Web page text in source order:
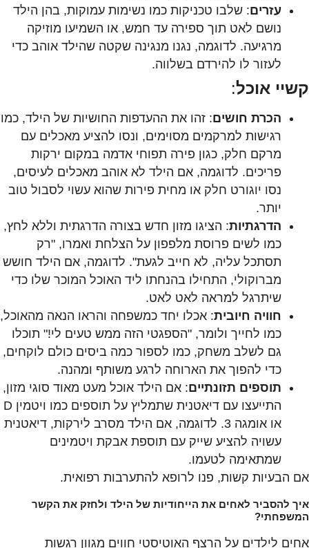
עזרים: שלבו טכניקות כמו נשימות עמוקות, בהן הילד
נושם לאט תוך ספירה עד חמש, או השמיעו מוזיקה
מרגיעה. לדוגמה, נגנו מנגינה שקטה שהילד אוהב כדי
לעזור לו להירדם בשלווה.
קשיי אוכל:
הכרת חושים: זהו את ההעדפות החושיות של הילד, כמו
רגישות למרקמים מסוימים, ונסו להציע מאכלים עם
מרקם חלק, כגון פירה תפוחי אדמה במקום ירקות
פריכים. לדוגמה, אם הילד לא אוהב מאכלים לעיסים,
נסו יוגורט חלק או מחית פירות שהוא עשוי לסבול טוב
יותר.
הדרגתיות: הציגו מזון חדש בצורה הדרגתית וללא לחץ,
כמו לשים פרוסת מלפפון על הצלחת ואמרו, "רק
תסתכל עליה, לא חייב לגעת". לדוגמה, אם הילד חושש
מברוקולי, התחילו בהנחתו ליד האוכל המוכר שלו כדי
שיתרגל למראה לאט לאט.
חוויה חיובית: אכלו יחד כמשפחה והראו הנאה מהאוכל,
כמו לחייך ולומר, "הספגטי הזה ממש טעים לי!" תוכלו
גם לשלב משחק, כמו לספור כמה ביסים כולם לוקחים,
כדי להפוך את הארוחה לרגע משותף ומהנה.
תוספים תזונתיים: אם הילד אוכל מעט מאוד סוגי מזון,
התייעצו עם דיאטנית שתמליץ על תוספים כמו ויטמין D
או אומגה 3. לדוגמה, אם הילד מסרב לירקות, דיאטנית
עשויה להציע שייק עם תוספת אבקת ויטמינים
שמתאימה לטעמו.
אם הבעיות קשות, פנו לרופא להתערבות רפואית.
איך להסביר לאחים את הייחודיות של הילד ולחזק את הקשר
המשפחתי?
אחים לילדים על הרצף האוטיסטי חווים מגוון רגשות